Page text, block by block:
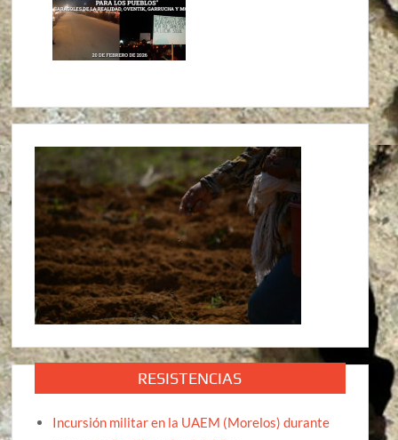
RESISTENCIAS
Incursión militar en la UAEM (Morelos) durante